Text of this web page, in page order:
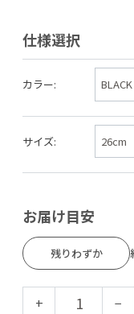
仕様選択
カラー:
サイズ:
お届け目安
残りわずか
+ −